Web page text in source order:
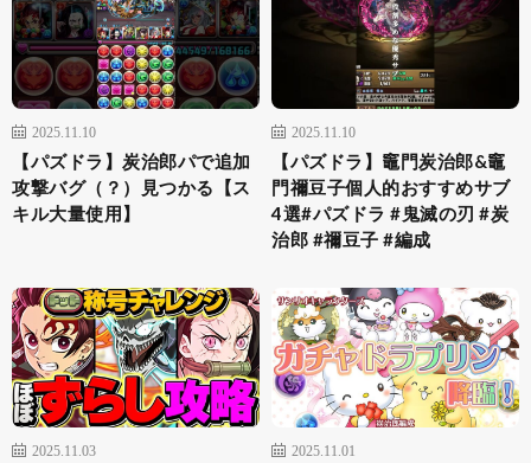
2025.11.10
【パズドラ】炭治郎パで追加
攻撃バグ（？）見つかる【ス
キル大量使用】
2025.11.10
【パズドラ】竈門炭治郎&竈
門禰豆子個人的おすすめサブ
4選#パズドラ #鬼滅の刃 #炭
治郎 #禰豆子 #編成
2025.11.03 2025.11.01